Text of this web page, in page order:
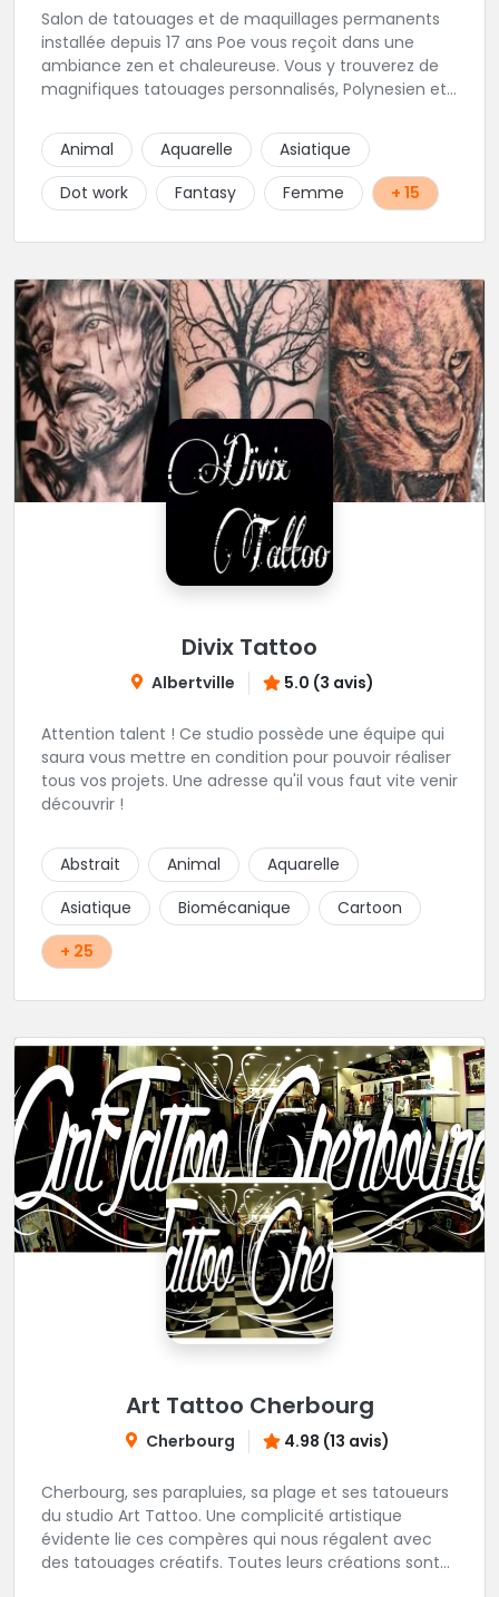
Salon de tatouages et de maquillages permanents
installée depuis 17 ans Poe vous reçoit dans une
ambiance zen et chaleureuse. Vous y trouverez de
magnifiques tatouages personnalisés, Polynesien et
permanents/artistiques ainsi que des prestations de
Piercings.
Animal Aquarelle
Asiatique
Dot work
Fantasy Femme + 15
Divix Tattoo
Albertville 5.0 (3 avis)
Attention talent ! Ce studio possède une équipe qui
saura vous mettre en condition pour pouvoir réaliser
tous vos projets. Une adresse qu'il vous faut vite venir
découvrir !
Abstrait Animal
Aquarelle
Asiatique
Biomécanique
Cartoon
+ 25
Art Tattoo Cherbourg
Cherbourg 4.98 (13 avis)
Cherbourg, ses parapluies, sa plage et ses tatoueurs
du studio Art Tattoo. Une complicité artistique
évidente lie ces compères qui nous régalent avec
des tatouages créatifs. Toutes leurs créations sont